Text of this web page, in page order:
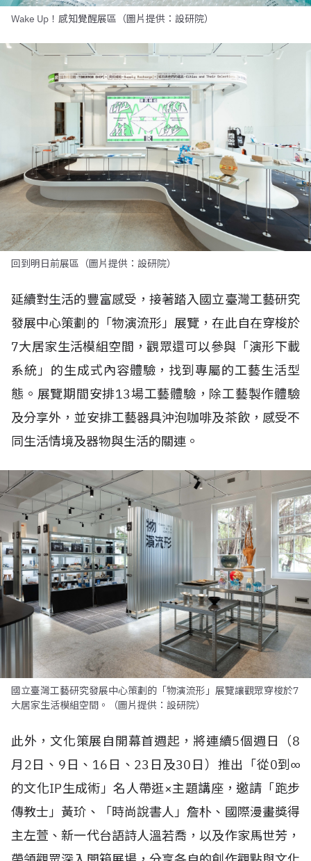
Wake Up！感知覺醒展區（圖片提供：設研院）
回到明日前展區（圖片提供：設研院）
延續對生活的豐富感受，接著踏入國立臺灣工藝研究
發展中心策劃的「物演流形」展覽，在此自在穿梭於
7大居家生活模組空間，觀眾還可以參與「演形下載
系統」的生成式內容體驗，找到專屬的工藝生活型
態。展覽期間安排13場工藝體驗，除工藝製作體驗
及分享外，並安排工藝器具沖泡咖啡及茶飲，感受不
同生活情境及器物與生活的關連。
國立臺灣工藝研究發展中心策劃的「物演流形」展覽讓觀眾穿梭於7
大居家生活模組空間。（圖片提供：設研院）
此外，文化策展自開幕首週起，將連續5個週日（8
月2日、9日、16日、23日及30日）推出「從0到∞
的文化IP生成術」名人帶逛×主題講座，邀請「跑步
傳教士」黃玠、「時尚說書人」詹朴、國際漫畫獎得
主左萱、新一代台語詩人溫若喬，以及作家馬世芳，